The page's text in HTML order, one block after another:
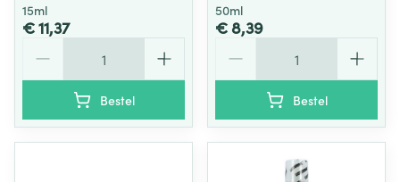
15ml
€ 11,37
Bestel
50ml
€ 8,39
Bestel